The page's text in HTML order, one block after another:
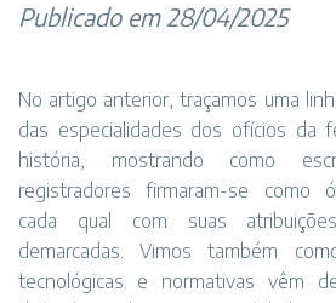
Publicado em 28/04/2025
No artigo anterior, traçamos uma
das especialidades dos ofícios da
história, mostrando como
registradores firmaram-se como
cada qual com suas
demarcadas. Vimos também
tecnológicas e normativas vêm